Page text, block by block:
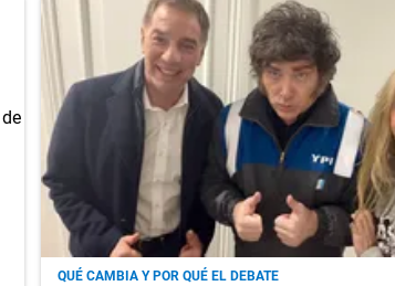
QUÉ CAMBIA Y POR QUÉ EL DEBATE